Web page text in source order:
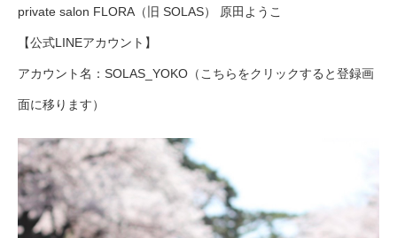
private salon FLORA（旧 SOLAS） 原田ようこ
【公式LINEアカウント】
アカウント名：SOLAS_YOKO（こちらをクリックすると登録画
面に移ります）